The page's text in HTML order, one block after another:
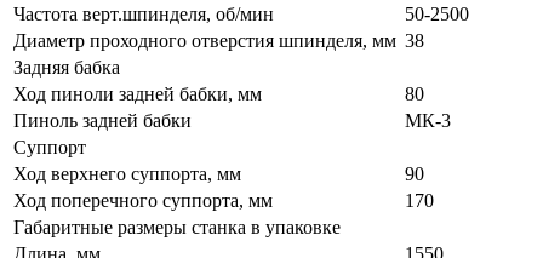
Частота верт.шпинделя, об/мин
50-2500
Диаметр проходного отверстия шпинделя, мм 38
Задняя бабка
Ход пиноли задней бабки, мм
80
Пиноль задней бабки
МК-3
Суппорт
Ход верхнего суппорта, мм
90
Ход поперечного суппорта, мм
170
Габаритные размеры станка в упаковке